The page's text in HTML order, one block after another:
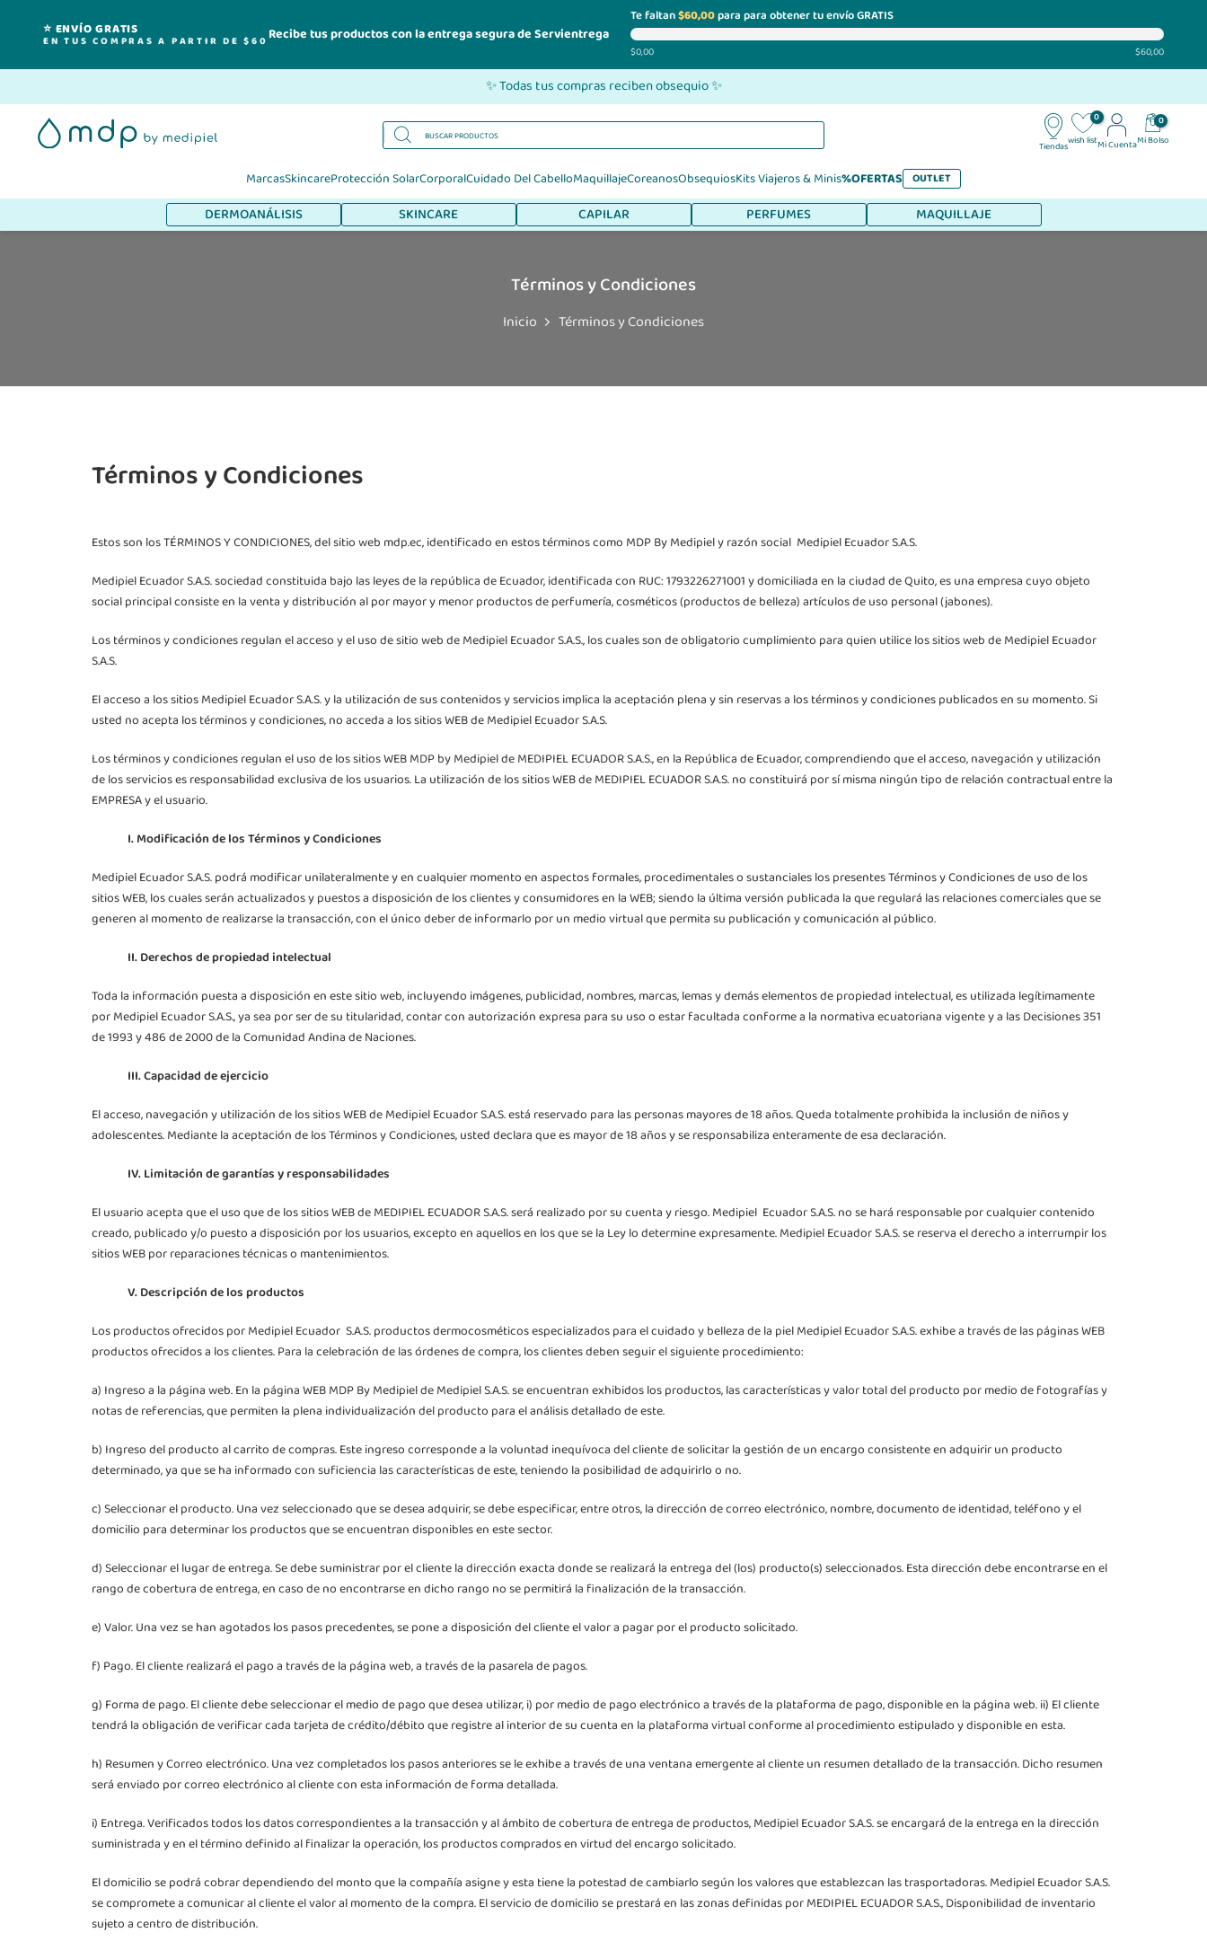
⭐ ENVÍO GRATIS
EN TUS COMPRAS A PARTIR DE $60 Recibe tus productos con la entrega segura de Servientrega
Te faltan$60,00para para obtener tu envío GRATIS
$0,00 $60,00
al
contenido
✨ Todas tus compras reciben obsequio ✨
Tiendas
0
wish listMi Cuenta
0
Mi Bolso
MarcasSkincareProtección SolarCorporalCuidado Del CabelloMaquillajeCoreanosObsequiosKits Viajeros & Minis%OFERTAS OUTLET
DERMOANÁLISIS SKINCARE CAPILAR PERFUMES MAQUILLAJE
Términos y Condiciones
Inicio Términos y Condiciones
Términos y Condiciones
Estos son los TÉRMINOS Y CONDICIONES, del sitio web mdp.ec, identificado en estos términos como MDP By Medipiel y razón social Medipiel Ecuador S.A.S.
Medipiel Ecuador S.A.S. sociedad constituida bajo las leyes de la república de Ecuador, identificada con RUC: 1793226271001 y domiciliada en la ciudad de Quito, es una empresa cuyo objeto
social principal consiste en la venta y distribución al por mayor y menor productos de perfumería, cosméticos (productos de belleza) artículos de uso personal (jabones).
Los términos y condiciones regulan el acceso y el uso de sitio web de Medipiel Ecuador S.A.S., los cuales son de obligatorio cumplimiento para quien utilice los sitios web de Medipiel Ecuador
S.A.S.
El acceso a los sitios Medipiel Ecuador S.A.S. y la utilización de sus contenidos y servicios implica la aceptación plena y sin reservas a los términos y condiciones publicados en su momento. Si
usted no acepta los términos y condiciones, no acceda a los sitios WEB de Medipiel Ecuador S.A.S.
Los términos y condiciones regulan el uso de los sitios WEB MDP by Medipiel de MEDIPIEL ECUADOR S.A.S., en la República de Ecuador, comprendiendo que el acceso, navegación y utilización
de los servicios es responsabilidad exclusiva de los usuarios. La utilización de los sitios WEB de MEDIPIEL ECUADOR S.A.S. no constituirá por sí misma ningún tipo de relación contractual entre la
EMPRESA y el usuario.
I. Modificación de los Términos y Condiciones
Medipiel Ecuador S.A.S. podrá modificar unilateralmente y en cualquier momento en aspectos formales, procedimentales o sustanciales los presentes Términos y Condiciones de uso de los
sitios WEB, los cuales serán actualizados y puestos a disposición de los clientes y consumidores en la WEB; siendo la última versión publicada la que regulará las relaciones comerciales que se
generen al momento de realizarse la transacción, con el único deber de informarlo por un medio virtual que permita su publicación y comunicación al público.
II. Derechos de propiedad intelectual
Toda la información puesta a disposición en este sitio web, incluyendo imágenes, publicidad, nombres, marcas, lemas y demás elementos de propiedad intelectual, es utilizada legítimamente
por Medipiel Ecuador S.A.S., ya sea por ser de su titularidad, contar con autorización expresa para su uso o estar facultada conforme a la normativa ecuatoriana vigente y a las Decisiones 351
de 1993 y 486 de 2000 de la Comunidad Andina de Naciones.
III. Capacidad de ejercicio
El acceso, navegación y utilización de los sitios WEB de Medipiel Ecuador S.A.S. está reservado para las personas mayores de 18 años. Queda totalmente prohibida la inclusión de niños y
adolescentes. Mediante la aceptación de los Términos y Condiciones, usted declara que es mayor de 18 años y se responsabiliza enteramente de esa declaración.
IV. Limitación de garantías y responsabilidades
El usuario acepta que el uso que de los sitios WEB de MEDIPIEL ECUADOR S.A.S. será realizado por su cuenta y riesgo. Medipiel Ecuador S.A.S. no se hará responsable por cualquier contenido
creado, publicado y/o puesto a disposición por los usuarios, excepto en aquellos en los que se la Ley lo determine expresamente. Medipiel Ecuador S.A.S. se reserva el derecho a interrumpir los
sitios WEB por reparaciones técnicas o mantenimientos.
V. Descripción de los productos
Los productos ofrecidos por Medipiel Ecuador S.A.S. productos dermocosméticos especializados para el cuidado y belleza de la piel Medipiel Ecuador S.A.S. exhibe a través de las páginas WEB
productos ofrecidos a los clientes. Para la celebración de las órdenes de compra, los clientes deben seguir el siguiente procedimiento:
a) Ingreso a la página web. En la página WEB MDP By Medipiel de Medipiel S.A.S. se encuentran exhibidos los productos, las características y valor total del producto por medio de fotografías y
notas de referencias, que permiten la plena individualización del producto para el análisis detallado de este.
b) Ingreso del producto al carrito de compras. Este ingreso corresponde a la voluntad inequívoca del cliente de solicitar la gestión de un encargo consistente en adquirir un producto
determinado, ya que se ha informado con suficiencia las características de este, teniendo la posibilidad de adquirirlo o no.
c) Seleccionar el producto. Una vez seleccionado que se desea adquirir, se debe especificar, entre otros, la dirección de correo electrónico, nombre, documento de identidad, teléfono y el
domicilio para determinar los productos que se encuentran disponibles en este sector.
d) Seleccionar el lugar de entrega. Se debe suministrar por el cliente la dirección exacta donde se realizará la entrega del (los) producto(s) seleccionados. Esta dirección debe encontrarse en el
rango de cobertura de entrega, en caso de no encontrarse en dicho rango no se permitirá la finalización de la transacción.
e) Valor. Una vez se han agotados los pasos precedentes, se pone a disposición del cliente el valor a pagar por el producto solicitado.
f) Pago. El cliente realizará el pago a través de la página web, a través de la pasarela de pagos.
g) Forma de pago. El cliente debe seleccionar el medio de pago que desea utilizar, i) por medio de pago electrónico a través de la plataforma de pago, disponible en la página web. ii) El cliente
tendrá la obligación de verificar cada tarjeta de crédito/débito que registre al interior de su cuenta en la plataforma virtual conforme al procedimiento estipulado y disponible en esta.
h) Resumen y Correo electrónico. Una vez completados los pasos anteriores se le exhibe a través de una ventana emergente al cliente un resumen detallado de la transacción. Dicho resumen
será enviado por correo electrónico al cliente con esta información de forma detallada.
i) Entrega. Verificados todos los datos correspondientes a la transacción y al ámbito de cobertura de entrega de productos, Medipiel Ecuador S.A.S. se encargará de la entrega en la dirección
suministrada y en el término definido al finalizar la operación, los productos comprados en virtud del encargo solicitado.
El domicilio se podrá cobrar dependiendo del monto que la compañía asigne y esta tiene la potestad de cambiarlo según los valores que establezcan las trasportadoras. Medipiel Ecuador S.A.S.
se compromete a comunicar al cliente el valor al momento de la compra. El servicio de domicilio se prestará en las zonas definidas por MEDIPIEL ECUADOR S.A.S., Disponibilidad de inventario
sujeto a centro de distribución.